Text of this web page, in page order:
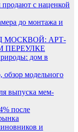
с наценкой
до монтажа и
МОСКВОЙ: АРТ-
ПЕРЕУЛКЕ
дом в
модельного
выпуска мем-
после
и